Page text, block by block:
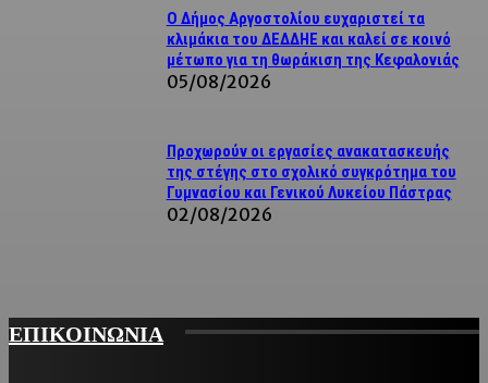
Ο Δήμος Αργοστολίου ευχαριστεί τα
κλιμάκια του ΔΕΔΔΗΕ και καλεί σε κοινό
μέτωπο για τη θωράκιση της Κεφαλονιάς
05/08/2026
Προχωρούν οι εργασίες ανακατασκευής
της στέγης στο σχολικό συγκρότημα του
Γυμνασίου και Γενικού Λυκείου Πάστρας
02/08/2026
ΕΠΙΚΟΙΝΩΝΙΑ